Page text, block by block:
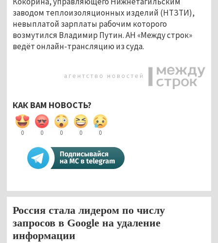
заводом теплоизоляционных изделий (НТЗТИ),
невыплатой зарплаты рабочим которого
возмутился Владимир Путин. АН «Между строк»
ведёт онлайн-трансляцию из суда.
КАК ВАМ НОВОСТЬ?
0 0 0 0 0
Россия стала лидером по числу
запросов в Google на удаление
информации